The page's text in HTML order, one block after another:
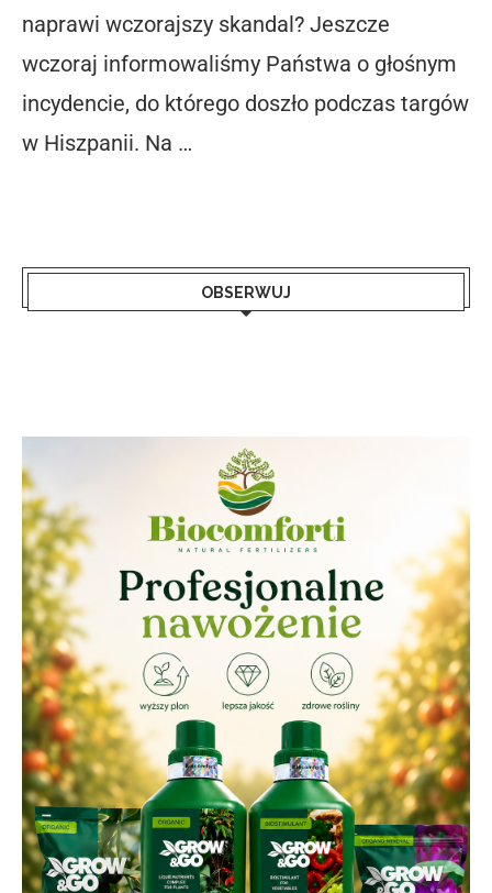
naprawi wczorajszy skandal? Jeszcze
wczoraj informowaliśmy Państwa o głośnym
incydencie, do którego doszło podczas targów
w Hiszpanii. Na …
OBSERWUJ